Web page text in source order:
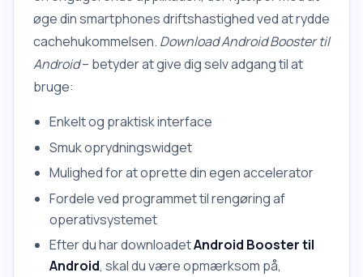
øge din smartphones driftshastighed ved at rydde
cachehukommelsen. Download Android Booster til
Android– betyder at give dig selv adgang til at
bruge:
Enkelt og praktisk interface
Smuk oprydningswidget
Mulighed for at oprette din egen accelerator
Fordele ved programmet til rengøring af
operativsystemet
Efter du har downloadetAndroid Booster til
Android, skal du være opmærksom på,